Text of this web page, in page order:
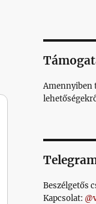
Amennyiben
Beszélgetős
Kapcsolat: